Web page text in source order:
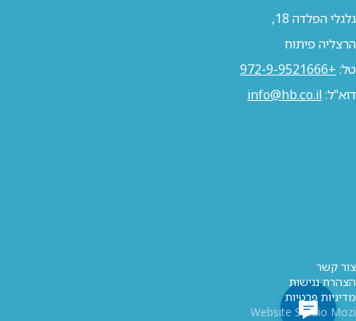
גלגלי הפלדה 18,
הרצליה פיתוח
טל: +972-9-9521666
דוא"ל:info@hb.co.il
צור קשר
הצהרת נגישות
מדיניות פרטיות
Website Studio Mozi